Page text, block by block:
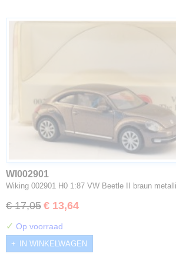
WI002901
Wiking 002901 H0 1:87 VW Beetle II braun
€ 17,05 € 13,64
✓ Op voorraad
IN WINKELWAGEN